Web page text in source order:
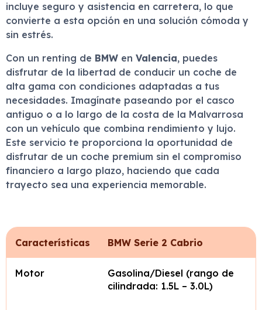
incluye seguro y asistencia en carretera, lo que
convierte a esta opción en una solución cómoda y
sin estrés.
Con un renting de BMW en Valencia, puedes
disfrutar de la libertad de conducir un coche de
alta gama con condiciones adaptadas a tus
necesidades. Imagínate paseando por el casco
antiguo o a lo largo de la costa de la Malvarrosa
con un vehículo que combina rendimiento y lujo.
Este servicio te proporciona la oportunidad de
disfrutar de un coche premium sin el compromiso
financiero a largo plazo, haciendo que cada
trayecto sea una experiencia memorable.
Características BMW Serie 2 Cabrio
Motor
Gasolina/Diesel (rango de
cilindrada: 1.5L – 3.0L)